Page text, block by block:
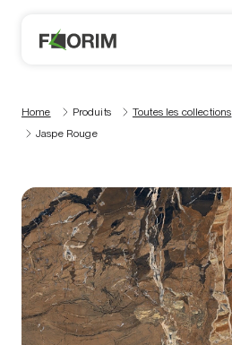
Home Produits Toutes les collections
Jaspe Rouge